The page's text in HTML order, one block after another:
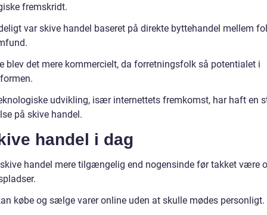
fremskridt.
var skive handel baseret på direkte byttehandel mellem
blev det mere kommercielt, da forretningsfolk så potentialet i
udvikling, især internettets fremkomst, har haft en
på skive handel.
handel i dag
handel mere tilgængelig end nogensinde før takket være
købe og sælge varer online uden at skulle mødes personligt.